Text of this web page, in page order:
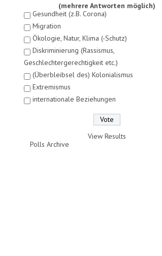
(mehrere Antworten möglich)
Gesundheit (z.B. Corona)
Migration
Ökologie, Natur, Klima (-Schutz)
Diskriminierung (Rassismus,
Geschlechtergerechtigkeit etc.)
(Überbleibsel des) Kolonialismus
Extremismus
internationale Beziehungen
View Results
Polls Archive